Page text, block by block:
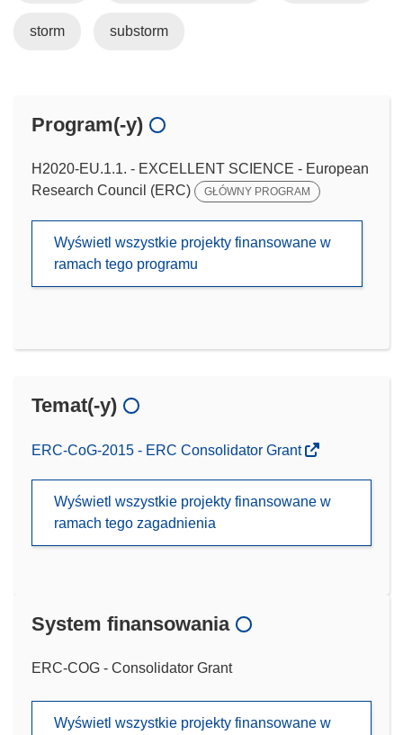
storm substorm
Program(-y)
H2020-EU.1.1. - EXCELLENT SCIENCE - European
Research Council (ERC)
GŁÓWNY PROGRAM
Wyświetl wszystkie projekty finansowane w
ramach tego programu
Temat(-y)
ERC-CoG-2015 - ERC Consolidator Grant
Wyświetl wszystkie projekty finansowane w
ramach tego zagadnienia
System finansowania
ERC-COG - Consolidator Grant
Wyświetl wszystkie projekty finansowane w